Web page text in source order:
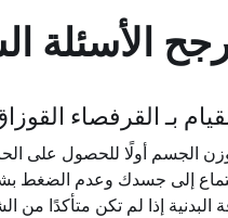
الأسئلة
بـ القرفصاء
الجسم أولًا للحصول على
إلى جسدك وعدم